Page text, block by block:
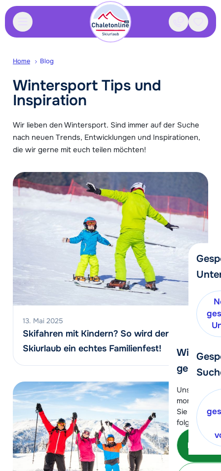
Kontakt
Wir
gerne
Unser
momentan
Sie können
folgenden
Home Blog
Wintersport Tips und
Inspiration
Wir lieben den Wintersport. Sind immer auf der Suche
nach neuen Trends, Entwicklungen und Inspirationen,
die wir gerne mit euch teilen möchten!
13. Mai 2025
Skifahren mit Kindern? So wird der
Skiurlaub ein echtes Familienfest!